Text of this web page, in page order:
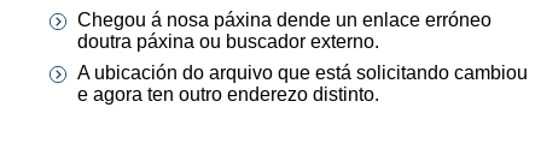
Chegou á nosa páxina dende un enlace erróneo
doutra páxina ou buscador externo.
A ubicación do arquivo que está solicitando cambiou
e agora ten outro enderezo distinto.